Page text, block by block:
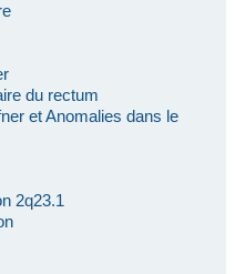
du rectum
et Anomalies dans le
2q23.1